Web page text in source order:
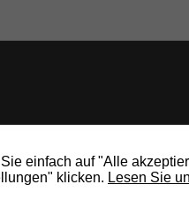
einfach auf "Alle
klicken. Lesen Sie